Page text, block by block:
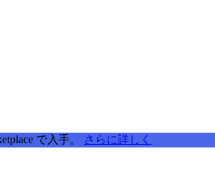
で入手。
さらに詳しく